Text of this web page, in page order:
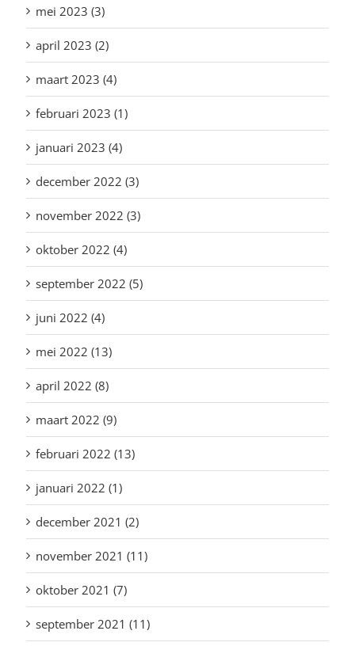
mei 2023 (3)
april 2023 (2)
maart 2023 (4)
februari 2023 (1)
januari 2023 (4)
december 2022 (3)
november 2022 (3)
oktober 2022 (4)
september 2022 (5)
juni 2022 (4)
mei 2022 (13)
april 2022 (8)
maart 2022 (9)
februari 2022 (13)
januari 2022 (1)
december 2021 (2)
november 2021 (11)
oktober 2021 (7)
september 2021 (11)